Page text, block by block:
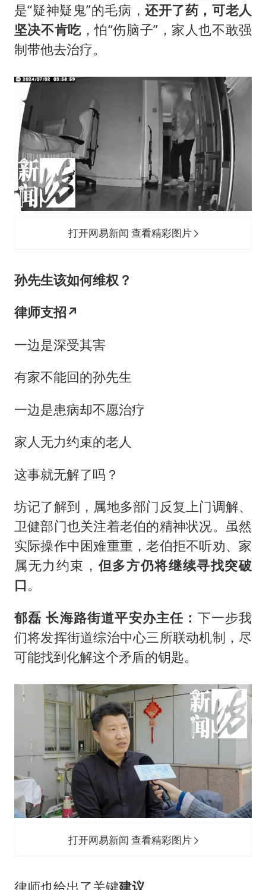
是“疑神疑鬼”的毛病，还开了药，可老人
坚决不肯吃，怕“伤脑子”，家人也不敢强
制带他去治疗。
打开网易新闻 查看精彩图片
孙先生该如何维权？
律师支招↗
一边是深受其害
有家不能回的孙先生
一边是患病却不愿治疗
家人无力约束的老人
这事就无解了吗？
坊记了解到，属地多部门反复上门调解、
卫健部门也关注着老伯的精神状况。虽然
实际操作中困难重重，老伯拒不听劝、家
属无力约束， 但多方仍将继续寻找突破
口。
郁磊 长海路街道平安办主任： 下一步我
们将发挥街道综治中心三所联动机制，尽
可能找到化解这个矛盾的钥匙。
打开网易新闻 查看精彩图片
律师也给出了关键建议